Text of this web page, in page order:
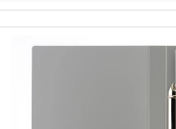
c
e
tt
er